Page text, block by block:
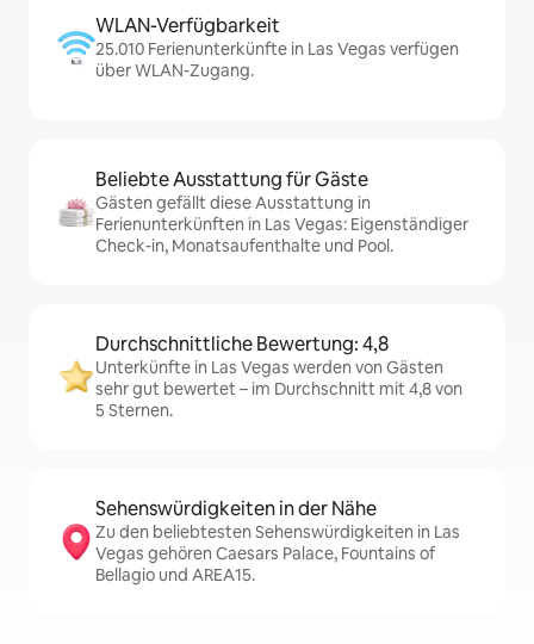
WLAN-Verfügbarkeit
25.010 Ferienunterkünfte in Las Vegas verfügen
über WLAN-Zugang.
Beliebte Ausstattung für Gäste
Gästen gefällt diese Ausstattung in
Ferienunterkünften in Las Vegas: Eigenständiger
Check-in, Monatsaufenthalte und Pool.
Durchschnittliche Bewertung: 4,8
Unterkünfte in Las Vegas werden von Gästen
sehr gut bewertet – im Durchschnitt mit 4,8 von
5 Sternen.
Sehenswürdigkeiten in der Nähe
Zu den beliebtesten Sehenswürdigkeiten in Las
Vegas gehören Caesars Palace, Fountains of
Bellagio und AREA15.